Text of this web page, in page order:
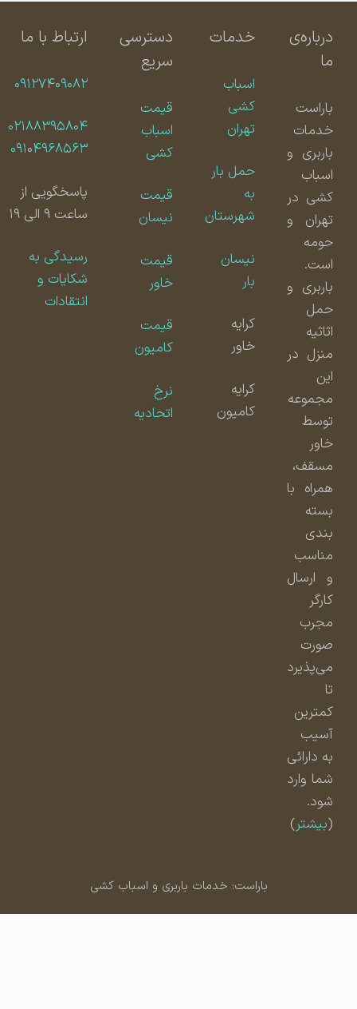
درباره‌ی
باراست
خدمات
باربری و
اسباب
کشی در
تهران و
حومه
است.
باربری و
حمل
اثاثیه
منزل در
مجموعه
توسط
مسقف،
همراه با
بسته
بندی
مناسب
و ارسال
مجرب
صورت
می‌پذیرد
کمترین
آسیب
به دارائی
شما وارد
شود.
بیشتر)
خدمات
اسباب
کشی
تهران
حمل بار
شهرستان
نیسان
کامیون
دسترسی
سریع
قیمت
اسباب
کشی
قیمت
نیسان
قیمت
قیمت
کامیون
اتحادیه
ارتباط با ما
۰۹۱۲۷۴۰۹۰۸۲
۰۲۱۸۸۳۹۵۸۰۴
۰۹۱۰۴۹۶۸۵۶۳
پاسخگویی از
ساعت ۹ الی ۱۹
رسیدگی به
شکایات و
انتقادات
باراست: خدمات باربری و اسباب کشی